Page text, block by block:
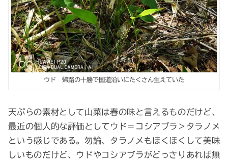
ウド 帰路の十勝で国道沿いにたくさん生えていた
天ぷらの素材として山菜は春の味と言えるものだけど、
最近の個人的な評価としてウド＝コシアブラ＞タラノメ
という感じである。勿論、タラノメもほくほくして美味
しいものだけど、ウドやコシアブラがどっさりあれば無